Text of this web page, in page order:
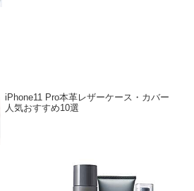
iPhone11 Pro本革レザーケース・カバー
人気おすすめ10選